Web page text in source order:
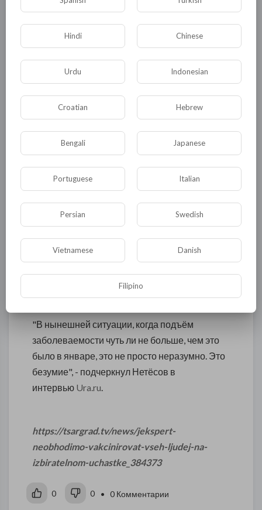
— уже показывают эффективность
нашей вакцины на примере 60%
привитого населения. Мы видим
то и исчезновение коронавируса. Это
безопасно и эффективно. Поэтому я не
вижу ничего плохого против
инициативы Роспотребнадзора.
Наоборот, это необходимая и
вынужденная мера. Мы еще не знаем,
какая эпидемиологическая ситуация
будет осенью»,
— резюмировал Юрий
Как ранее заявил вирусолог Сергей Нетёсов,
проведение массовых мероприятий в разгар
самым настоящим безумием. Поэтому от них
"В нынешней ситуации, когда подъём
заболеваемости чуть ли не больше, чем это
было в январе, это не просто неразумно. Это
безумие", - подчеркнул Нетёсов в
интервью Ura.ru.
https://tsargrad.tv/news/jekspert-
neobhodimo-vakcinirovat-vseh-ljudej-na-
izbiratelnom-uchastke_384373
0 0 • 0 Комментарии
Hindi Chinese
Urdu Indonesian
Croatian Hebrew
Bengali Japanese
Portuguese Italian
Persian Swedish
Vietnamese Danish
Filipino